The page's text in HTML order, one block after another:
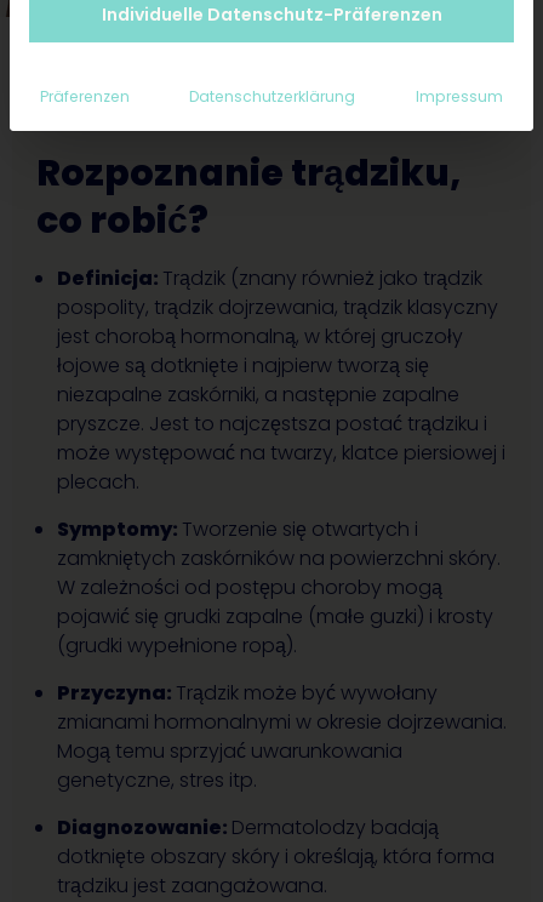
Rozpoznanie trądziku,
co robić?
Definicja: Trądzik (znany również jako trądzik
pospolity, trądzik dojrzewania, trądzik klasyczny
jest chorobą hormonalną, w której gruczoły
łojowe są dotknięte i najpierw tworzą się
niezapalne zaskórniki, a następnie zapalne
pryszcze. Jest to najczęstsza postać trądziku i
może występować na twarzy, klatce piersiowej i
plecach.
Symptomy: Tworzenie się otwartych i
zamkniętych zaskórników na powierzchni skóry.
W zależności od postępu choroby mogą
pojawić się grudki zapalne (małe guzki) i krosty
(grudki wypełnione ropą).
Przyczyna: Trądzik może być wywołany
zmianami hormonalnymi w okresie dojrzewania.
Mogą temu sprzyjać uwarunkowania
genetyczne, stres itp.
Diagnozowanie: Dermatolodzy badają
dotknięte obszary skóry i określają, która forma
trądziku jest zaangażowana.
Individuelle Datenschutz-Präferenzen
Präferenzen Datenschutzerklärung Impressum